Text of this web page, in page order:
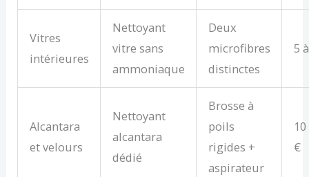
Vitres
intérieures
Nettoyant
vitre sans
ammoniaque
Deux
microfibres
distinctes
5
Alcantara
et velours
Nettoyant
alcantara
dédié
Brosse à
poils
rigides +
aspirateur
€